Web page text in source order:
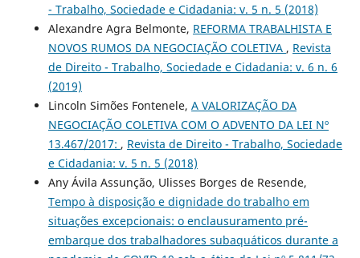
- Trabalho, Sociedade e Cidadania: v. 5 n. 5 (2018)
Alexandre Agra Belmonte, REFORMA TRABALHISTA E
NOVOS RUMOS DA NEGOCIAÇÃO COLETIVA , Revista
de Direito - Trabalho, Sociedade e Cidadania: v. 6 n. 6
(2019)
Lincoln Simões Fontenele, A VALORIZAÇÃO DA
NEGOCIAÇÃO COLETIVA COM O ADVENTO DA LEI Nº
13.467/2017: , Revista de Direito - Trabalho, Sociedade
e Cidadania: v. 5 n. 5 (2018)
Any Ávila Assunção, Ulisses Borges de Resende,
Tempo à disposição e dignidade do trabalho em
situações excepcionais: o enclausuramento pré-
embarque dos trabalhadores subaquáticos durante a